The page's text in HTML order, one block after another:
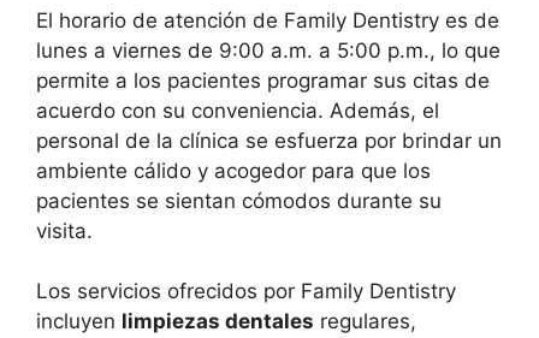
El horario de atención de Family Dentistry es de
lunes a viernes de 9:00 a.m. a 5:00 p.m., lo que
permite a los pacientes programar sus citas de
acuerdo con su conveniencia. Además, el
personal de la clínica se esfuerza por brindar un
ambiente cálido y acogedor para que los
pacientes se sientan cómodos durante su
visita.
Los servicios ofrecidos por Family Dentistry
incluyen limpiezas dentales regulares,